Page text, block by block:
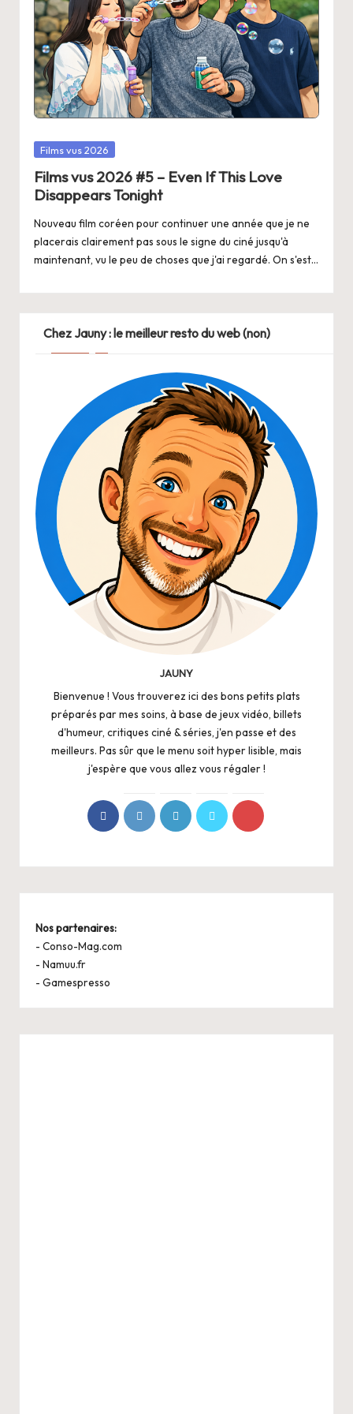
Posted
Films vus 2026
Films vus 2026 #5 – Even If This Love
Disappears Tonight
Nouveau film coréen pour continuer une année que je ne
placerais clairement pas sous le signe du ciné jusqu'à
maintenant, vu le peu de choses que j'ai regardé. On s'est…
Chez Jauny : le meilleur resto du web (non)
JAUNY
Bienvenue ! Vous trouverez ici des bons petits plats
préparés par mes soins, à base de jeux vidéo, billets
d'humeur, critiques ciné & séries, j'en passe et des
meilleurs. Pas sûr que le menu soit hyper lisible, mais
j'espère que vous allez vous régaler !
Nos partenaires:
- Conso-Mag.com
- Namuu.fr
- Gamespresso